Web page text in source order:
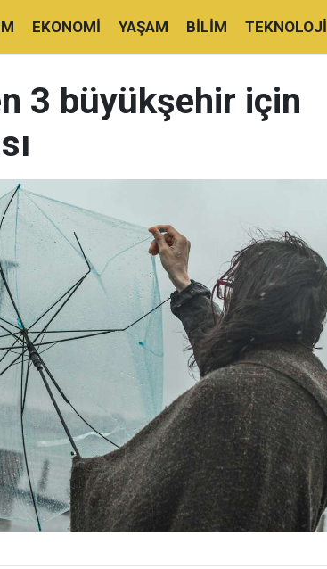
EKONOMI YAŞAM BILIM TEKNOLOJI
3 büyükşehir için